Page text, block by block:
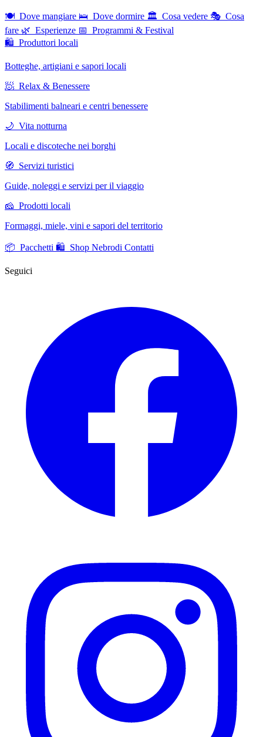
🍽 Dove mangiare 🛌 Dove dormire 🏛 Cosa vedere 🎭 Cosa
fare 🌿 Esperienze 📅 Programmi & Festival
🛍 Produttori locali
Botteghe, artigiani e sapori locali
🧖 Relax & Benessere
Stabilimenti balneari e centri benessere
🌙 Vita notturna
Locali e discoteche nei borghi
🧭 Servizi turistici
Guide, noleggi e servizi per il viaggio
🧀 Prodotti locali
Formaggi, miele, vini e sapori del territorio
📦 Pacchetti 🛍️ Shop Nebrodi Contatti
Seguici